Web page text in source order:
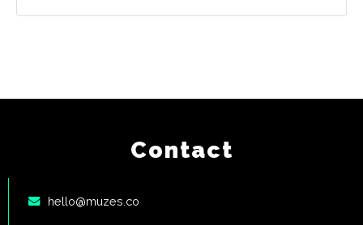
Contact
hello@muzes.co